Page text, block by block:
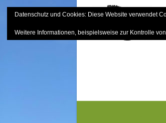
to
Datenschutz und Cookies: Diese Website verwendet
Weitere Informationen, beispielsweise zur Kontrolle